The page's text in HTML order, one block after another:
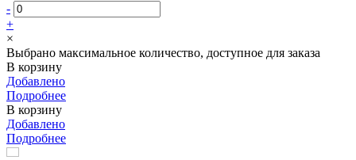
-
+
×
Выбрано максимальное количество, доступное для заказа
В корзину
Добавлено
Подробнее
В корзину
Добавлено
Подробнее